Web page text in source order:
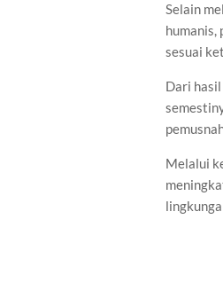
Selain
sesuai
Dari
Melalui